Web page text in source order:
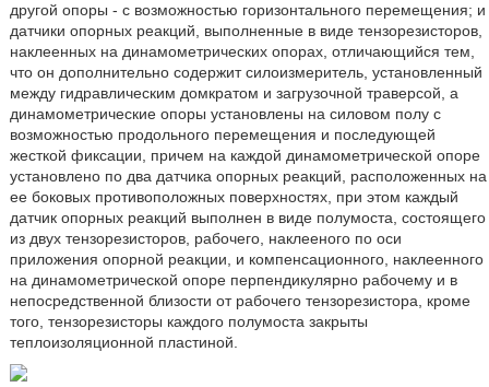
другой опоры - с возможностью горизонтального перемещения; и
датчики опорных реакций, выполненные в виде тензорезисторов,
наклеенных на динамометрических опорах, отличающийся тем,
что он дополнительно содержит силоизмеритель, установленный
между гидравлическим домкратом и загрузочной траверсой, а
динамометрические опоры установлены на силовом полу с
возможностью продольного перемещения и последующей
жесткой фиксации, причем на каждой динамометрической опоре
установлено по два датчика опорных реакций, расположенных на
ее боковых противоположных поверхностях, при этом каждый
датчик опорных реакций выполнен в виде полумоста, состоящего
из двух тензорезисторов, рабочего, наклееного по оси
приложения опорной реакции, и компенсационного, наклеенного
на динамометрической опоре перпендикулярно рабочему и в
непосредственной близости от рабочего тензорезистора, кроме
того, тензорезисторы каждого полумоста закрыты
теплоизоляционной пластиной.